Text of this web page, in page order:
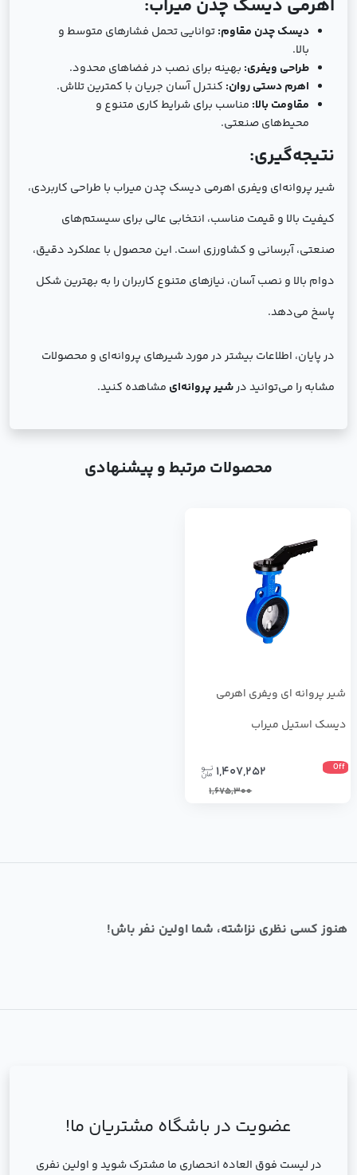
اهرمی دیسک چدن میراب:
دیسک چدن مقاوم:توانایی تحمل فشارهای متوسط و
بالا.
طراحی ویفری: بهینه برای نصب در فضاهای محدود.
اهرم دستی روان: کنترل آسان جریان با کمترین تلاش.
مقاومت بالا: مناسب برای شرایط کاری متنوع و
محیط‌های صنعتی.
نتیجه‌گیری:
شیر پروانه‌ای ویفری اهرمی دیسک چدن میراب با طراحی کاربردی،
کیفیت بالا و قیمت مناسب، انتخابی عالی برای سیستم‌های
صنعتی، آبرسانی و کشاورزی است. این محصول با عملکرد دقیق،
دوام بالا و نصب آسان، نیازهای متنوع کاربران را به بهترین شکل
پاسخ می‌دهد.
در پایان، اطلاعات بیشتر در مورد شیرهای پروانه‌ای و محصولات
مشابه را می‌توانید درشیر پروانه‌ای مشاهده کنید.
محصولات مرتبط و پیشنهادی
شیر پروانه ای ویفری اهرمی
دیسک استیل میراب
Off
1,407,252
1,675,300
هنوز کسی نظری نزاشته، شما اولین نفر باش!
عضویت در باشگاه مشتریان ما!
در لیست فوق العاده انحصاری ما مشترک شوید و اولین نفری